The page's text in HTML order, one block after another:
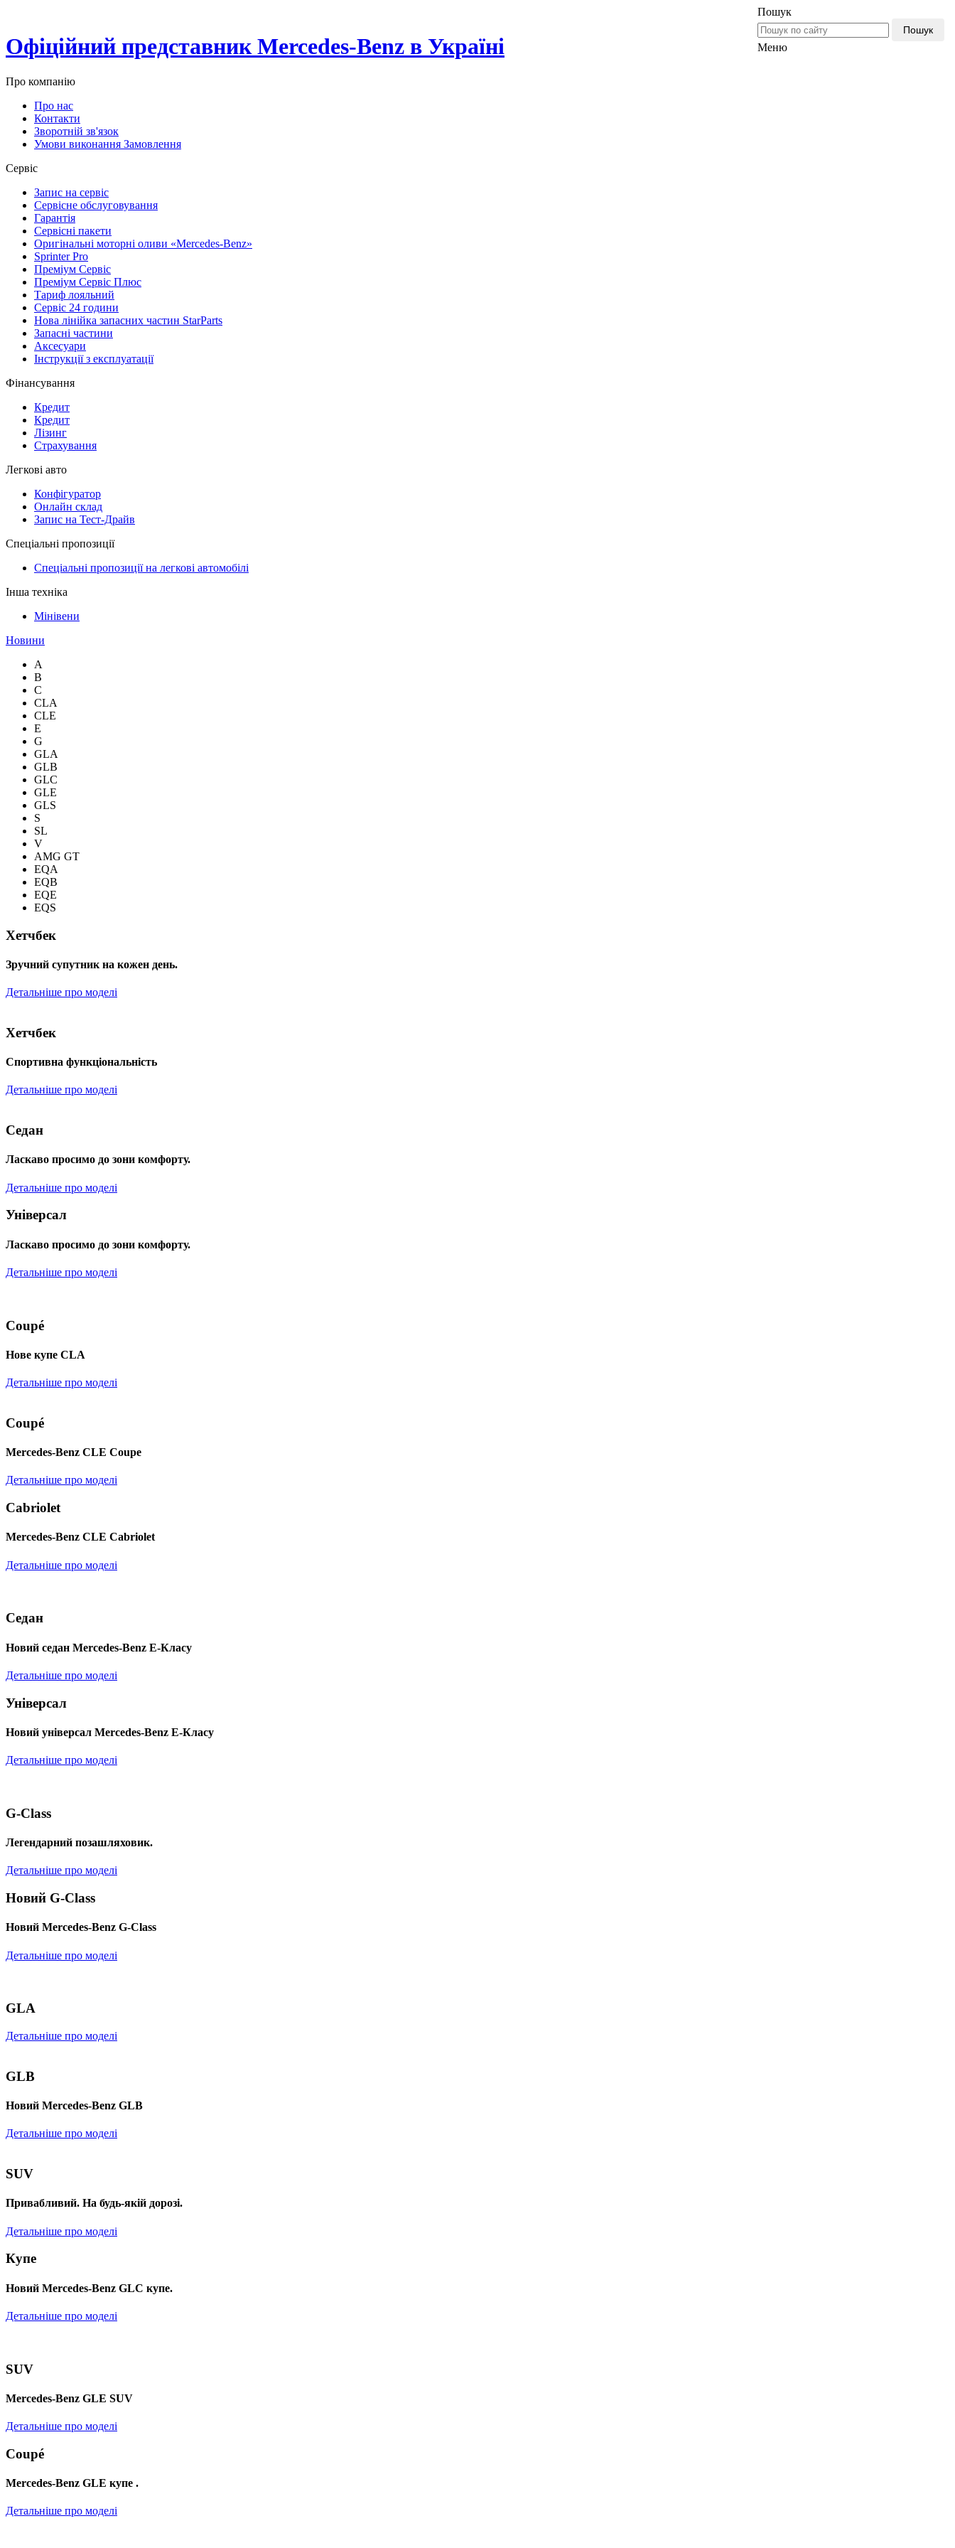
Офіційний представник Mercedes-Benz в Україні
Пошук
Пошук
Меню
Про компанію
Про нас
Контакти
Зворотній зв'язок
Умови виконання Замовлення
Сервіс
Запис на сервіс
Сервісне обслуговування
Гарантія
Сервісні пакети
Оригінальні моторні оливи «Mercedes-Benz»
Sprinter Pro
Преміум Сервіс
Преміум Сервіс Плюс
Тариф лояльний
Сервіс 24 години
Нова лінійка запасних частин StarParts
Запасні частини
Аксесуари
Інструкції з експлуатації
Фінансування
Кредит
Кредит
Лізинг
Страхування
Легкові авто
Конфігуратор
Онлайн склад
Запис на Тест-Драйв
Спеціальні пропозиції
Спеціальні пропозиції на легкові автомобілі
Інша техніка
Мінівени
Новини
A
B
C
CLA
CLE
E
G
GLA
GLB
GLC
GLE
GLS
S
SL
V
AMG GT
EQA
EQB
EQE
EQS
Хетчбек
Зручний супутник на кожен день.
Детальніше про моделі
Хетчбек
Спортивна функціональність
Детальніше про моделі
Седан
Ласкаво просимо до зони комфорту.
Детальніше про моделі
Універсал
Ласкаво просимо до зони комфорту.
Детальніше про моделі
Coupé
Нове купе CLA
Детальніше про моделі
Coupé
Mercedes-Benz CLE Coupe
Детальніше про моделі
Cabriolet
Mercedes-Benz CLE Cabriolet
Детальніше про моделі
Седан
Новий седан Mercedes-Benz Е-Класу
Детальніше про моделі
Універсал
Новий універсал Mercedes-Benz E-Класу
Детальніше про моделі
G-Class
Легендарний позашляховик.
Детальніше про моделі
Новий G-Class
Новий Mercedes-Benz G-Class
Детальніше про моделі
GLA
Детальніше про моделі
GLB
Новий Mercedes-Benz GLB
Детальніше про моделі
SUV
Привабливий. На будь-якій дорозі.
Детальніше про моделі
Купе
Новий Mercedes-Benz GLС купе.
Детальніше про моделі
SUV
Mercedes-Benz GLE SUV
Детальніше про моделі
Coupé
Mercedes-Benz GLE купе .
Детальніше про моделі